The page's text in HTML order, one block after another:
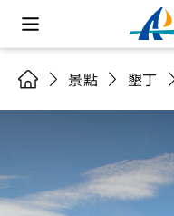
景點 墾丁